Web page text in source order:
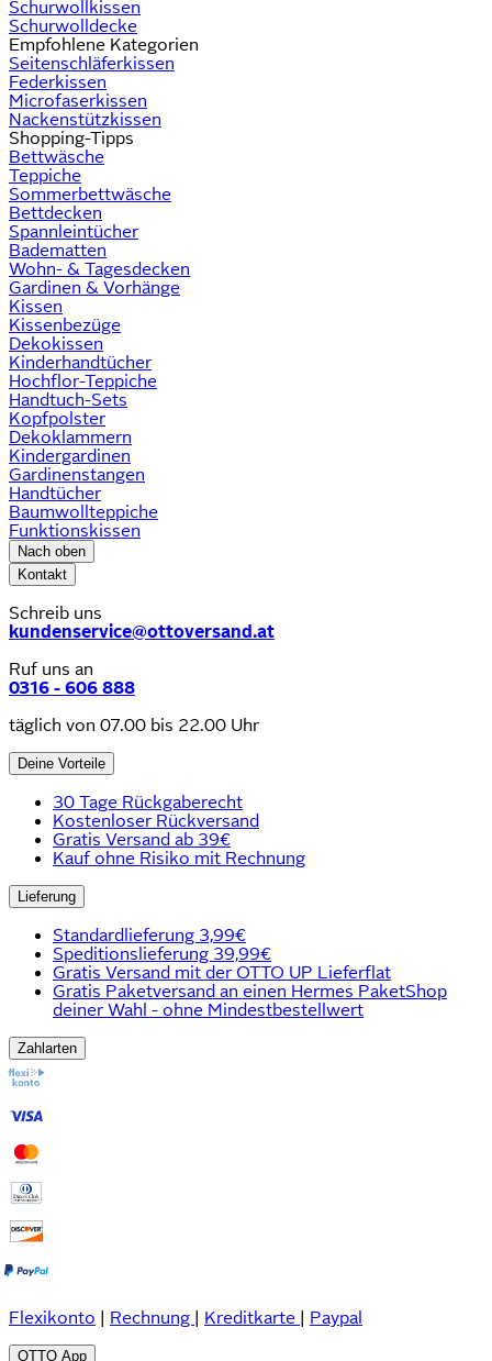
Schurwollkissen
Schurwolldecke
Empfohlene Kategorien
Seitenschläferkissen
Federkissen
Microfaserkissen
Nackenstützkissen
Shopping-Tipps
Bettwäsche
Teppiche
Sommerbettwäsche
Bettdecken
Spannleintücher
Badematten
Wohn- & Tagesdecken
Gardinen & Vorhänge
Kissen
Kissenbezüge
Dekokissen
Kinderhandtücher
Hochflor-Teppiche
Handtuch-Sets
Kopfpolster
Dekoklammern
Kindergardinen
Gardinenstangen
Handtücher
Baumwollteppiche
Funktionskissen
Nach oben
Kontakt
Schreib uns
kundenservice@ottoversand.at
Ruf uns an
0316 - 606 888
täglich von 07.00 bis 22.00 Uhr
Deine Vorteile
30 Tage Rückgaberecht
Kostenloser Rückversand
Gratis Versand ab 39€
Kauf ohne Risiko mit Rechnung
Lieferung
Standardlieferung 3,99€
Speditionslieferung 39,99€
Gratis Versand mit der OTTO UP Lieferflat
Gratis Paketversand an einen Hermes PaketShop
deiner Wahl - ohne Mindestbestellwert
Zahlarten
Flexikonto Rechnung Kreditkarte Paypal
OTTO App